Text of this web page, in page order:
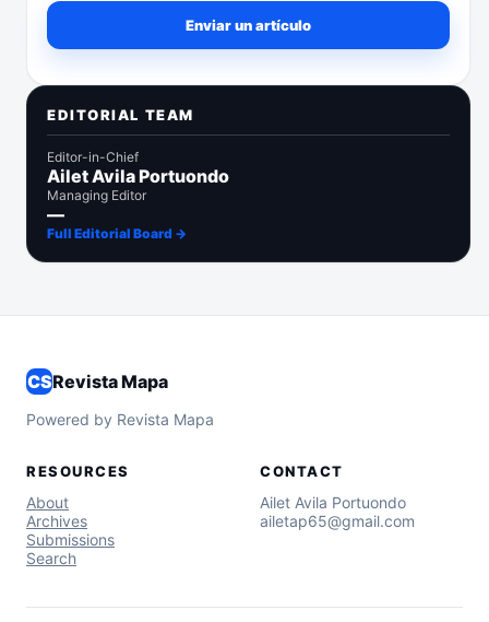
Enviar un artículo
Enviar un artículo
EDITORIAL TEAM
Editor-in-Chief
Ailet Avila Portuondo
Managing Editor
—
Full Editorial Board →
CSRevista Mapa
Powered by Revista Mapa
RESOURCES
About
Archives
Submissions
Search
CONTACT
Ailet Avila Portuondo
ailetap65@gmail.com